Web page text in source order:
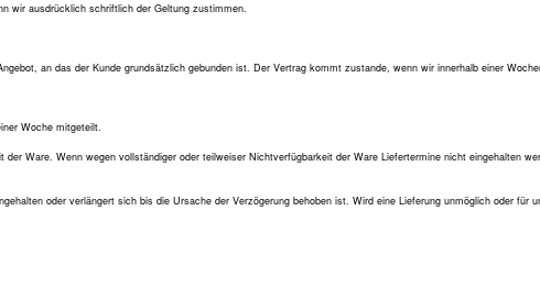
wir ausdrücklich schriftlich der Geltung zustimmen.
an das der Kunde grundsätzlich gebunden ist. Der Vertrag kommt zustande, wenn wir innerhalb einer
Woche mitgeteilt.
Ware. Wenn wegen vollständiger oder teilweiser Nichtverfügbarkeit der Ware Liefertermine nicht eingehalten
oder verlängert sich bis die Ursache der Verzögerung behoben ist. Wird eine Lieferung unmöglich oder für